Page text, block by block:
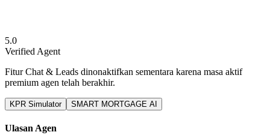
5.0
Verified Agent
Fitur Chat & Leads dinonaktifkan sementara karena masa aktif
premium agen telah berakhir.
KPR Simulator SMART MORTGAGE AI
Ulasan Agen